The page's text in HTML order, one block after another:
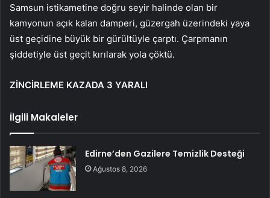
Samsun istikametine doğru seyir halinde olan bir
kamyonun açık kalan damperi, güzergah üzerindeki yaya
üst geçidine büyük bir gürültüyle çarptı. Çarpmanın
şiddetiyle üst geçit kırılarak yola çöktü.
ZİNCİRLEME KAZADA 3 YARALI
İlgili Makaleler
Edirne’den Gazilere Temizlik Desteği
Ağustos 8, 2026